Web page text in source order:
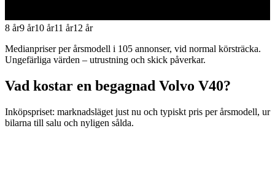
8 år9 år10 år11 år12 år
Medianpriser per årsmodell i 105 annonser, vid normal körsträcka.
Ungefärliga värden – utrustning och skick påverkar.
Vad kostar en begagnad Volvo V40?
Inköpspriset: marknadsläget just nu och typiskt pris per årsmodell, ur
bilarna till salu och nyligen sålda.